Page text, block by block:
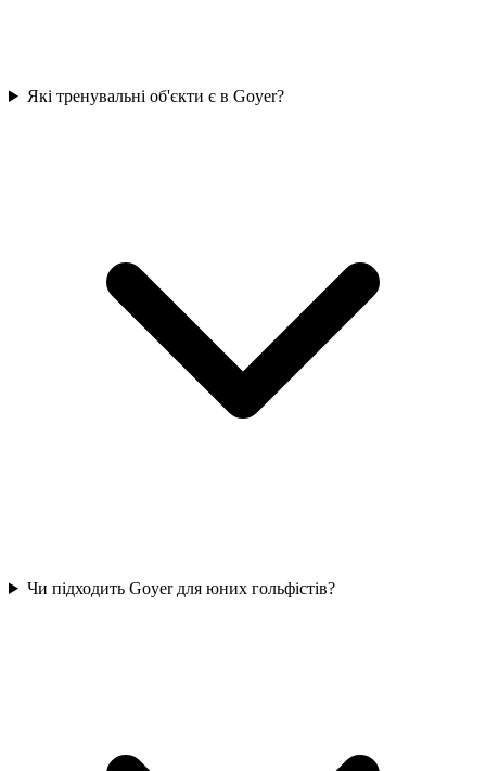
Які тренувальні об'єкти є в Goyer?
Чи підходить Goyer для юних гольфістів?